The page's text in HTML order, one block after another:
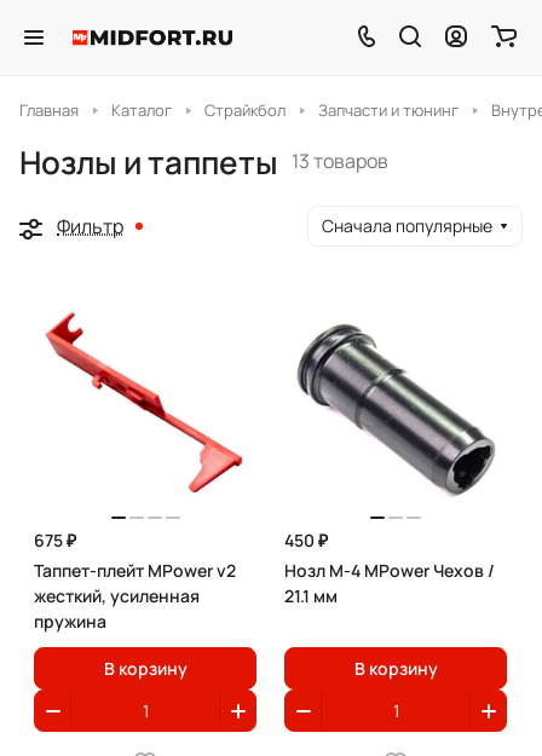
Главная Каталог Страйкбол Запчасти и тюнинг
Нозлы и таппеты 13 товаров
Фильтр Сначала популярные
675 ₽
Таппет-плейт MPower v2
жесткий, усиленная
пружина
В корзину
450 ₽
Нозл M-4 MPower Чехов /
21.1 мм
В корзину